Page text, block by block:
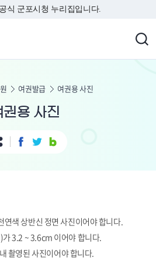
본문 바로가기
식 군포시청 누리집입니다.
여권발급 여권용 사진
권용 사진
색 상반신 정면 사진이어야 합니다.
3.2 ~ 3.6cm 이어야 합니다.
촬영된 사진이어야 합니다.